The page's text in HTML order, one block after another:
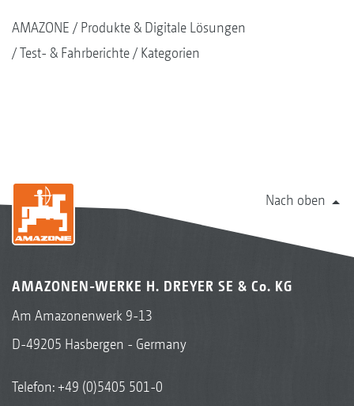
AMAZONE
Produkte & Digitale Lösungen
Test- & Fahrberichte
Kategorien
Nach oben
AMAZONEN-WERKE H. DREYER SE & Co. KG
Am Amazonenwerk 9-13
D-49205 Hasbergen - Germany
Telefon:+49 (0)5405 501-0